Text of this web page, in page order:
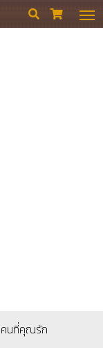
 
คนที่คุณรัก